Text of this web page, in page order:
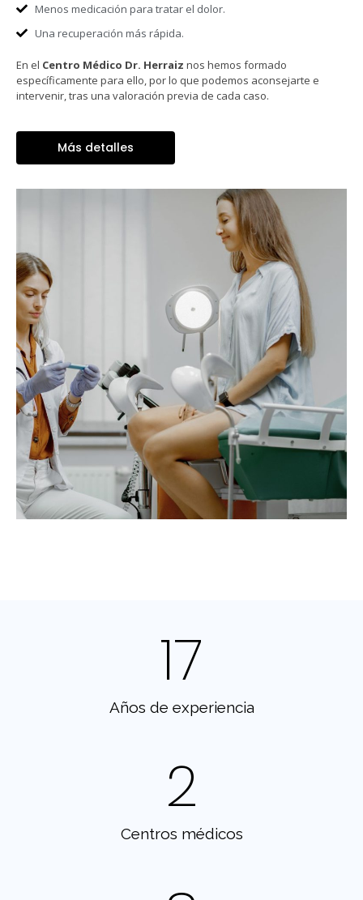
Menos medicación para tratar el dolor.
Una recuperación más rápida.
En el Centro Médico Dr. Herraiz nos hemos formado
específicamente para ello, por lo que podemos aconsejarte e
intervenir, tras una valoración previa de cada caso.
Más detalles
Años de experiencia
17
Centros médicos
2